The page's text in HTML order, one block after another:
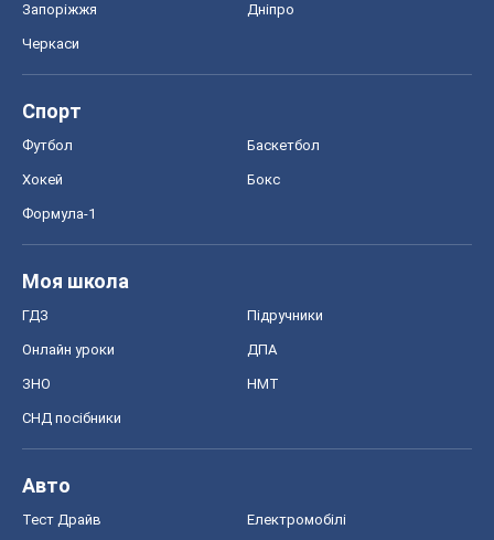
Запоріжжя Дніпро
Черкаси
Спорт
Футбол Баскетбол
Хокей Бокс
Формула-1
Моя школа
ГДЗ Підручники
Онлайн уроки ДПА
ЗНО НМТ
СНД посібники
Авто
Тест Драйв Електромобілі